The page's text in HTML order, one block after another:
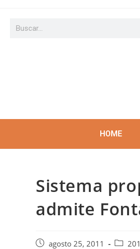
HOME
Sistema
admite
agosto 25, 2011